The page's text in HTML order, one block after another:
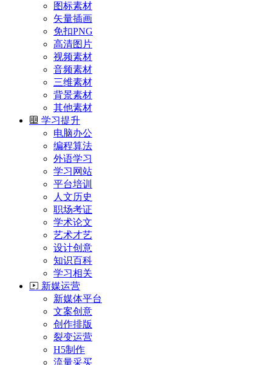
图标素材
矢量插画
免扣PNG
高清图片
视频素材
音频素材
三维素材
背景素材
其他素材
学习提升
电脑办公
编程算法
外语学习
学习网站
平台培训
人文历史
职场考证
学术论文
艺术才艺
设计创意
知识百科
学习相关
新媒运营
新媒体平台
文案创意
创作排版
裂变运营
H5制作
流量采买